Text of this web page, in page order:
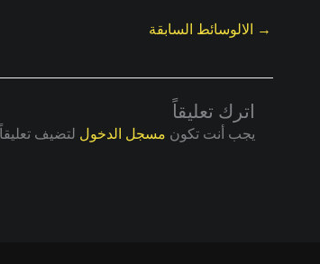
→ الالوسائط السابقة
اترك تعليقاً
يجب أنت تكون مسجل الدخول لتضيف